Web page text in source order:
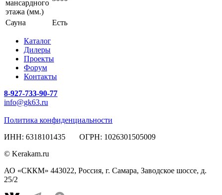
мансардного
этажа (мм.)
Сауна Есть
Каталог
Дилеры
Проекты
Форум
Контакты
8-927-733-90-77
info@gk63.ru
Политика конфиденциальности
ИНН: 6318101435 ОГРН: 1026301505009
© Kerakam.ru
АО «СККМ» 443022, Россия, г. Самара, Заводское шоссе, д.
25/2